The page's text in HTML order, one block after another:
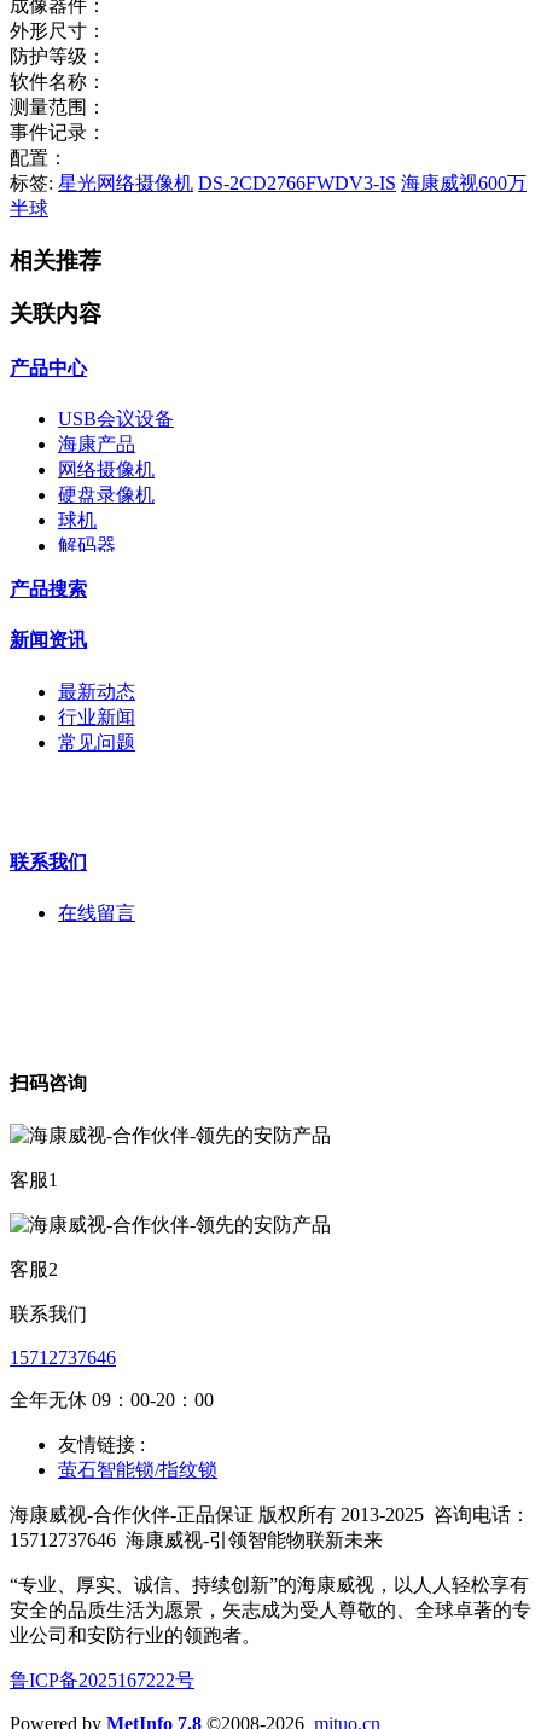
成像器件：
外形尺寸：
防护等级：
软件名称：
测量范围：
事件记录：
配置：
标签: 星光网络摄像机 DS-2CD2766FWDV3-IS 海康威视600万
半球
相关推荐
关联内容
产品中心
USB会议设备
海康产品
网络摄像机
硬盘录像机
球机
解码器
配件
拼接屏
安检门
工程宝
海康机器人
产品搜索
新闻资讯
最新动态
行业新闻
常见问题
联系我们
在线留言
扫码咨询
客服1
客服2
联系我们
15712737646
全年无休 09：00-20：00
友情链接 :
萤石智能锁/指纹锁
海康威视-合作伙伴-正品保证 版权所有 2013-2025 咨询电话：
15712737646 海康威视-引领智能物联新未来
“专业、厚实、诚信、持续创新”的海康威视，以人人轻松享有
安全的品质生活为愿景，矢志成为受人尊敬的、全球卓著的专
业公司和安防行业的领跑者。
鲁ICP备2025167222号
Powered by MetInfo 7.8 ©2008-2026 mituo.cn